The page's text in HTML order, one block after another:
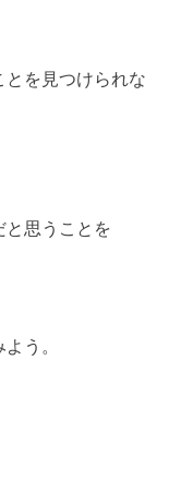
を見つけられな
と思うことを
う。